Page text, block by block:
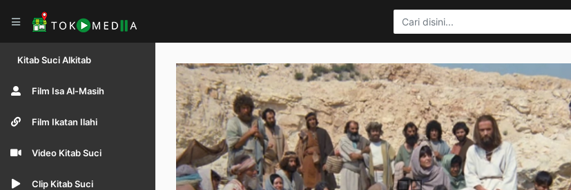
Kitab Suci Alkitab
Film Isa Al-Masih
Film Ikatan Ilahi
Video Kitab Suci
Clip Kitab Suci